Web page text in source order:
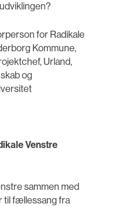
for Radikale
Kommune,
Urland,
og
Venstre
sammen med
til fællessang fra